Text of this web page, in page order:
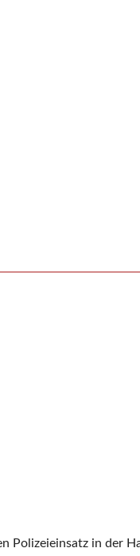
Polizeieinsatz in der